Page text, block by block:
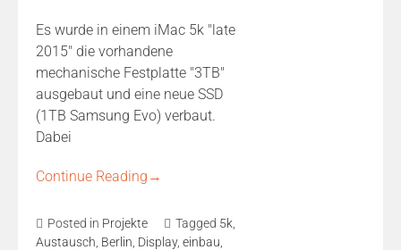
Es wurde in einem iMac 5k "late
2015" die vorhandene
mechanische Festplatte "3TB"
ausgebaut und eine neue SSD
(1TB Samsung Evo) verbaut.
Dabei
Continue Reading →
Posted in Projekte Tagged 5k
Austausch Berlin Display, einbau